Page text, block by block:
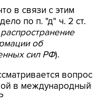
в связи с этим
по п. "д" ч. 2 ст.
об
сил РФ).
вопрос
в международный